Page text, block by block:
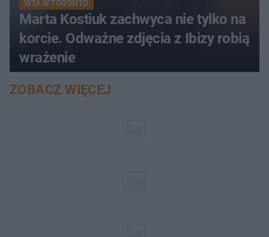
WTA W TORONTO
Marta Kostiuk zachwyca nie tylko na
korcie. Odważne zdjęcia z Ibizy robią
wrażenie
ZOBACZ WIĘCEJ